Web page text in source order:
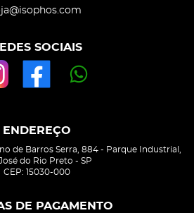
SOCIAIS
ENDEREÇO
de Barros Serra, 884- Parque Industrial,
do Rio Preto - SP
CEP: 15030-000
DE PAGAMENTO